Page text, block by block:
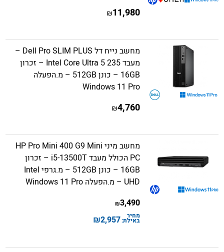
11,980
₪
מחשב נייח דל Dell Pro SLIM PLUS –
מעבד Intel Core Ultra 5 235 – זכרון
16GB – כונן 512GB – מ.הפעלה
Windows 11 Pro
4,760
₪
מחשב מיני HP Pro Mini 400 G9 Mini
PC הכולל מעבד i5-13500T – זכרון
16GB – כונן 512GB – מ.גרפי Intel
UHD – מ.הפעלה Windows 11 Pro
3,490
₪
מחיר
באילת:2,957
₪